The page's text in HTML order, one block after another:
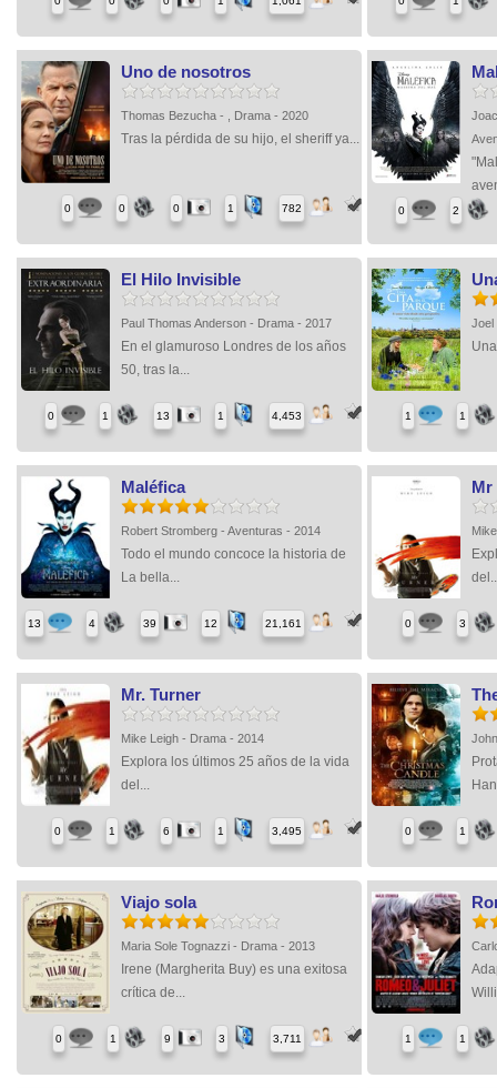
Uno de nosotros
Thomas Bezucha - , Drama - 2020
Tras la pérdida de su hijo, el sheriff ya...
0 0 0 1 782 0 2
El Hilo Invisible
Paul Thomas Anderson - Drama - 2017
En el glamuroso Londres de los años
50, tras la...
0 1 13 1 4,453
Joel
1 1
Maléfica
Robert Stromberg - Aventuras - 2014
Todo el mundo concoce la historia de
La bella...
13 4 39 12 21,161
Mr
0 3
Mr. Turner
Mike Leigh - Drama - 2014
Explora los últimos 25 años de la vida
del...
0 1 6 1 3,495 0 1
Viajo sola
Maria Sole Tognazzi - Drama - 2013
Irene (Margherita Buy) es una exitosa
crítica de...
0 1 9 3 3,711 1 1